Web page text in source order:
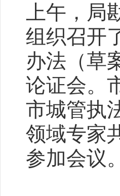
上午，局
组织召开
办法（草
论证会。
市城管执
领域专家
参加会议。